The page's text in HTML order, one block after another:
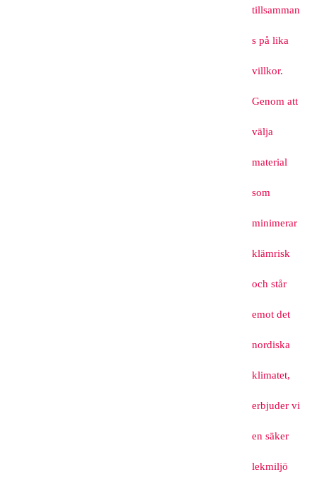
tillsamman
s på lika
villkor.
Genom att
välja
material
som
minimerar
klämrisk
och står
emot det
nordiska
klimatet,
erbjuder vi
en säker
lekmiljö